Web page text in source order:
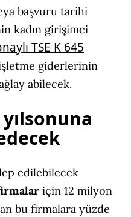
başvuru tarihi
kadın girişimci
TSE K 645
giderlerinin
abilecek.
edilebilecek
için 12 milyon
bu firmalara yüzde